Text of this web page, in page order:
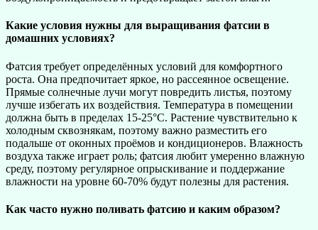
Какие условия нужны для выращивания фатсии в
домашних условиях?
Фатсия требует определённых условий для комфортного
роста. Она предпочитает яркое, но рассеянное освещение.
Прямые солнечные лучи могут повредить листья, поэтому
лучше избегать их воздействия. Температура в помещении
должна быть в пределах 15-25°C. Растение чувствительно к
холодным сквознякам, поэтому важно разместить его
подальше от оконных проёмов и кондиционеров. Влажность
воздуха также играет роль; фатсия любит умеренно влажную
среду, поэтому регулярное опрыскивание и поддержание
влажности на уровне 60-70% будут полезны для растения.
Как часто нужно поливать фатсию и каким образом?